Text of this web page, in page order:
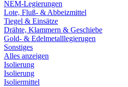
NEM-Legierungen
Lote, Fluß- & Abbeizmittel
Tiegel & Einsätze
Drähte, Klammern & Geschiebe
Gold- & Edelmetalllegierugen
Sonstiges
Alles anzeigen
Isolierung
Isolierung
Isoliermittel